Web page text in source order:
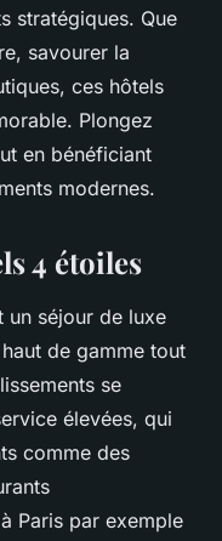
stratégiques. Que
savourer la
ces hôtels
Plongez
en bénéficiant
modernes.
4 étoiles
un séjour de luxe
de gamme tout
se
élevées, qui
comme des
Paris par exemple